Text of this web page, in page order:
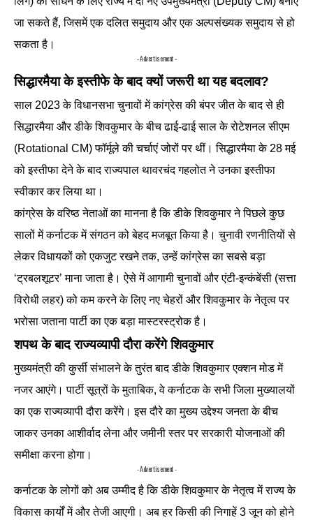
जा सकते हैं, जिसमें एक दलित समुदाय और एक अल्पसंख्यक समुदाय से हो
सकता है।
- Advertisement -
सिद्धारमैया के इस्तीफे के बाद क्यों जरूरी था यह बदलाव?
साल 2023 के विधानसभा चुनावों में कांग्रेस की बंपर जीत के बाद से ही
सिद्धारमैया और डीके शिवकुमार के बीच ढाई-ढाई साल के रोटेशनल सीएम
(Rotational CM) फॉर्मूले की चर्चाएं जोरों पर थीं। सिद्धारमैया के 28 मई
को इस्तीफा देने के बाद राज्यपाल थावरचंद गहलोत ने उनका इस्तीफा
स्वीकार कर लिया था।
कांग्रेस के वरिष्ठ नेताओं का मानना है कि डीके शिवकुमार ने पिछले कुछ
सालों में कर्नाटक में संगठन को बेहद मजबूत किया है। चुनावी रणनीतियों से
लेकर विधायकों को एकजुट रखने तक, उन्हें कांग्रेस का सबसे बड़ा
‘ट्रबलशूटर’ माना जाता है। ऐसे में आगामी चुनावों और एंटी-इन्कंबेंसी (सत्ता
विरोधी लहर) को कम करने के लिए नए चेहरों और शिवकुमार के नेतृत्व पर
भरोसा जताना पार्टी का एक बड़ा मास्टरस्ट्रोक है।
शपथ के बाद राज्यव्यापी दौरा करेंगे शिवकुमार
मुख्यमंत्री की कुर्सी संभालने के तुरंत बाद डीके शिवकुमार एक्शन मोड में
नजर आएंगे। पार्टी सूत्रों के मुताबिक, वे कर्नाटक के सभी जिला मुख्यालयों
का एक राज्यव्यापी दौरा करेंगे। इस दौरे का मुख्य उद्देश्य जनता के बीच
जाकर उनका आशीर्वाद लेना और जमीनी स्तर पर सरकारी योजनाओं की
समीक्षा करना होगा।
- Advertisement -
कर्नाटक के लोगों को अब उम्मीद है कि डीके शिवकुमार के नेतृत्व में राज्य के
विकास कार्यों में और तेजी आएगी। अब हर किसी की निगाहें 3 जून को होने